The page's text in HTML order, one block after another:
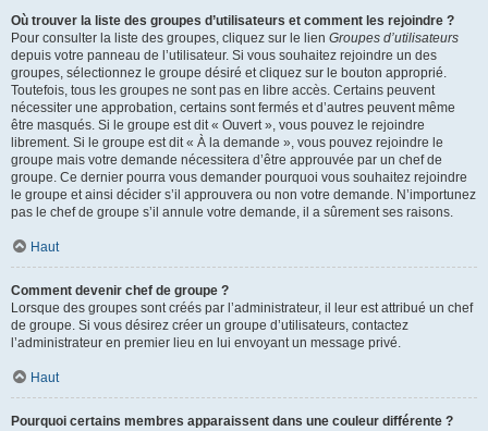
Où trouver la liste des groupes d’utilisateurs et comment les rejoindre ?
Pour consulter la liste des groupes, cliquez sur le lien Groupes d’utilisateurs
depuis votre panneau de l’utilisateur. Si vous souhaitez rejoindre un des
groupes, sélectionnez le groupe désiré et cliquez sur le bouton approprié.
Toutefois, tous les groupes ne sont pas en libre accès. Certains peuvent
nécessiter une approbation, certains sont fermés et d’autres peuvent même
être masqués. Si le groupe est dit « Ouvert », vous pouvez le rejoindre
librement. Si le groupe est dit « À la demande », vous pouvez rejoindre le
groupe mais votre demande nécessitera d’être approuvée par un chef de
groupe. Ce dernier pourra vous demander pourquoi vous souhaitez rejoindre
le groupe et ainsi décider s’il approuvera ou non votre demande. N’importunez
pas le chef de groupe s’il annule votre demande, il a sûrement ses raisons.
Haut
Comment devenir chef de groupe ?
Lorsque des groupes sont créés par l’administrateur, il leur est attribué un chef
de groupe. Si vous désirez créer un groupe d’utilisateurs, contactez
l’administrateur en premier lieu en lui envoyant un message privé.
Haut
Pourquoi certains membres apparaissent dans une couleur différente ?